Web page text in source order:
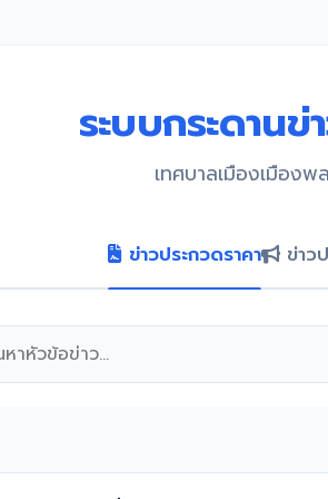
ระบบกระดานข่
เทศบาลเมืองเมืองพล
ข่าวประกวดราคา ข่าว